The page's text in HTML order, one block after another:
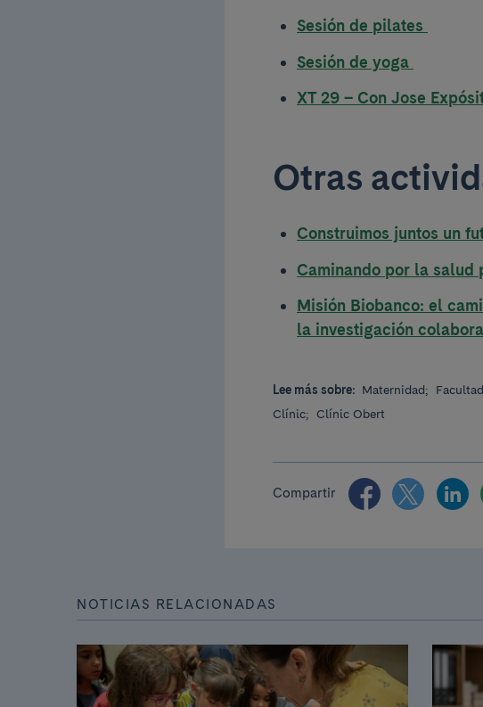
Sesión de pilates
Sesión de yoga
XT 29 – Con Jose
Otras
Construimos juntos un
Caminando por la salud
Misión Biobanco: el
la investigación
Lee más sobre: Maternidad;
Clínic;
Clínic Obert
Compartir
NOTICIAS RELACIONADAS